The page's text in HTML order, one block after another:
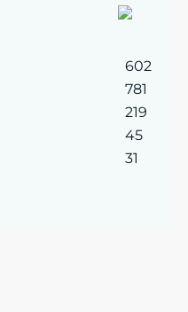
602
781
219
45
31